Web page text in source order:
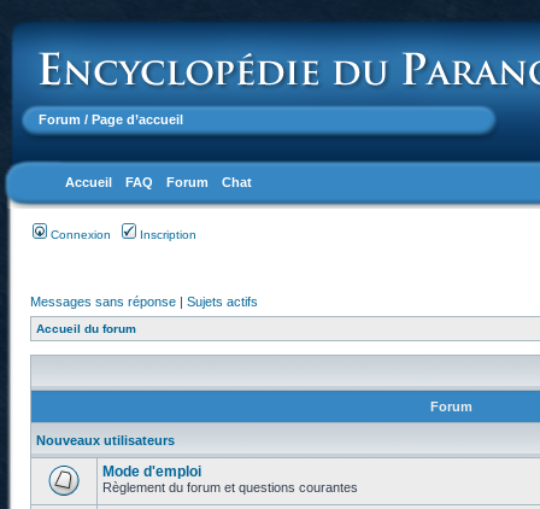
Forum / Page d’accueil
Accueil FAQ Forum Chat
Connexion Inscription
Messages sans réponse | Sujets actifs
Accueil du forum
Forum
Nouveaux utilisateurs
Mode d'emploi
Règlement du forum et questions courantes